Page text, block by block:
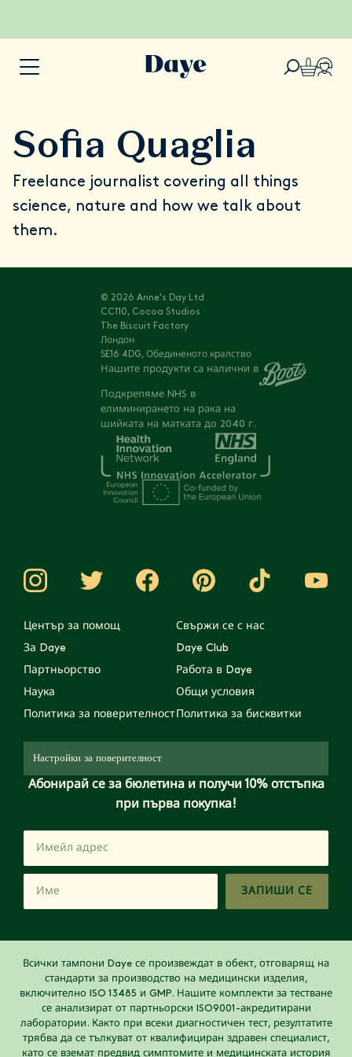
Sofia Quaglia
Freelance journalist covering all things
science, nature and how we talk about
them.
© 2026 Anne's Day Ltd
CC110, Cocoa Studios
The Biscuit Factory
Лондон
SE16 4DG, Обединеното кралство
Нашите продукти са налични в
Подкрепяме NHS в
елиминирането на рака на
шийката на матката до 2040 г.
Център за помощ
Свържи се с нас
За Daye
Daye Club
Партньорство
Работа в Daye
Наука
Общи условия
Политика за поверителностПолитика за бисквитки
Настройки за поверителност
Абонирай се за бюлетина и получи 10% отстъпка
при първа покупка!
ЗАПИШИ СЕ
Всички тампони Daye се произвеждат в обект, отговарящ на
стандарти за производство на медицински изделия,
включително ISO 13485 и GMP. Нашите комплекти за тестване
се анализират от партньорски ISO9001-акредитирани
лаборатории. Както при всеки диагностичен тест, резултатите
трябва да се тълкуват от квалифициран здравен специалист,
като се вземат предвид симптомите и медицинската история